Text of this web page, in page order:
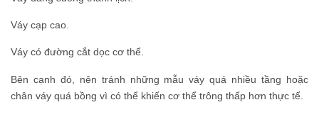
Váy cạp cao.
Váy có đường cắt dọc cơ thể.
Bên cạnh đó, nên tránh những mẫu váy quá nhiều tầng hoặc
chân váy quá bồng vì có thể khiến cơ thể trông thấp hơn thực tế.